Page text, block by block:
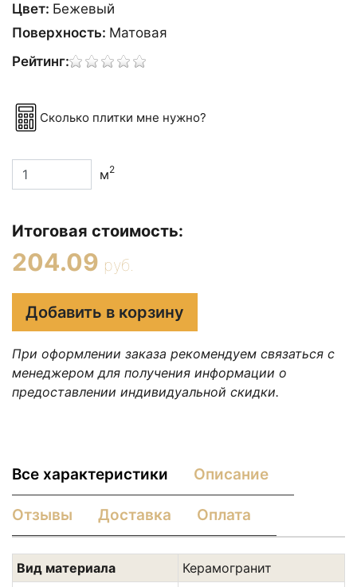
Цвет: Бежевый
Поверхность: Матовая
Рейтинг:
Сколько плитки мне нужно?
м2
Итоговая стоимость:
204.09 руб.
Добавить в корзину
При оформлении заказа рекомендуем связаться с
менеджером для получения информации о
предоставлении индивидуальной скидки.
Все характеристики Описание
Отзывы Доставка Оплата
Вид материала Керамогранит